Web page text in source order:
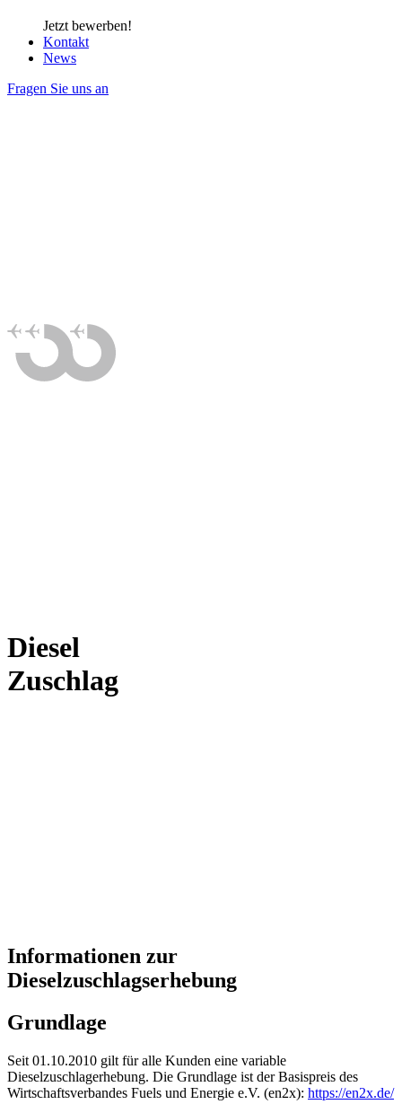
Jetzt bewerben!
Kontakt
News
Fragen Sie uns an
Diesel
Zuschlag
Informationen zur
Dieselzuschlagserhebung
Grundlage
Seit 01.10.2010 gilt für alle Kunden eine variable
Dieselzuschlagerhebung. Die Grundlage ist der Basispreis des
Wirtschaftsverbandes Fuels und Energie e.V. (en2x): https://en2x.de/